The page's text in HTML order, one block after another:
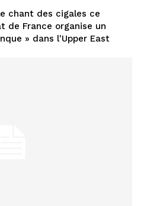
chant des cigales ce
de France organise un
» dans l'Upper East